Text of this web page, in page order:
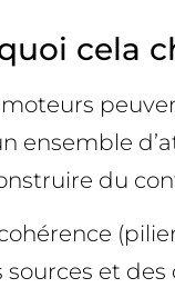
cela
ensemble
du
et